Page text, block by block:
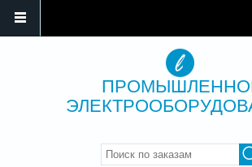
Введите ключевые слова